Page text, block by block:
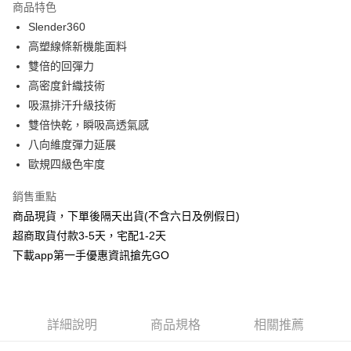
合作金庫商業銀行
華南商業銀行
上海商業儲蓄銀行
國泰世華商業銀行
臺灣中小企業銀行
匯豐（台灣）商業銀行
聯邦商業銀行
元大商業銀行
玉山商業銀行
台新國際商業銀行
6 期 0 利率 每期
華南商業銀行
上海商業儲蓄銀行
國泰世華商業銀行
臺灣中小企業銀行
匯豐（台灣）商業銀行
聯邦商業銀行
元大商業銀行
玉山商業銀行
台灣樂天信用卡公司
超商取貨付款
LINE Pay
Apple Pay
街口支付
悠遊付
【關於「AFTEE先享後付」】
AFTEE先享後付是「在收到商品之後才付款」的支付方式。 讓您購物簡單
便利好安心！
【「AFTEE先享後付」結帳流程】
ATM付款
每筆NT$100，滿NT$800(含以上)免運費
商品特色
Slender360
高塑線條新機能面料
雙倍的回彈力
高密度針織技術
吸濕排汗升級技術
雙倍快乾，瞬吸高透氣感
八向維度彈力延展
歐規四級色牢度
銷售重點
商品現貨，下單後隔天出貨(不含六日及例假日)
超商取貨付款3-5天，宅配1-2天
下載app第一手優惠資訊搶先GO
詳細說明 商品規格 相關推薦